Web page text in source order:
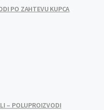
PO ZAHTEVU KUPCA
– POLUPROIZVODI